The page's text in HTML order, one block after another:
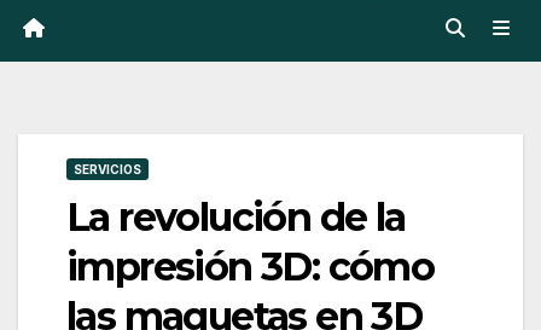
SERVICIOS
La revolución de la
impresión 3D: cómo
las maquetas en 3D